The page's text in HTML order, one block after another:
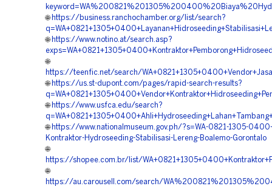
🌐 https://business.ranchochamber.org/list/search?
🌐 https://www.notino.at/search.asp?
🌐
https://teenfic.net/search/
🌐 https://us.st-dupont.com/pages/rapid-search-results?
🌐 https://www.usfca.edu/search?
🌐 https://www.nationalmuseum.gov.ph/?s=WA-0821-1305-
Kontraktor-Hydroseeding-Stabilisasi-Lereng-Boalemo-Gorontalo
🌐
https://shopee.com.br/list/
🌐
https://au.carousell.com/search/